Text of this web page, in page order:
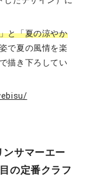
と「夏の涼やか
で夏の風情を楽
描き下ろしてい
ンサマーエー
の定番クラフ